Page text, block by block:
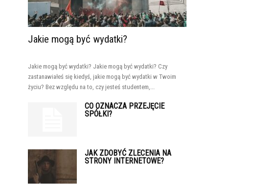
Jakie mogą być wydatki?
Jakie mogą być wydatki? Jakie mogą być wydatki? Czy
zastanawiałeś się kiedyś, jakie mogą być wydatki w Twoim
życiu? Bez względu na to, czy jesteś studentem,...
CO OZNACZA PRZEJĘCIE
SPÓŁKI?
JAK ZDOBYĆ ZLECENIA NA
STRONY INTERNETOWE?